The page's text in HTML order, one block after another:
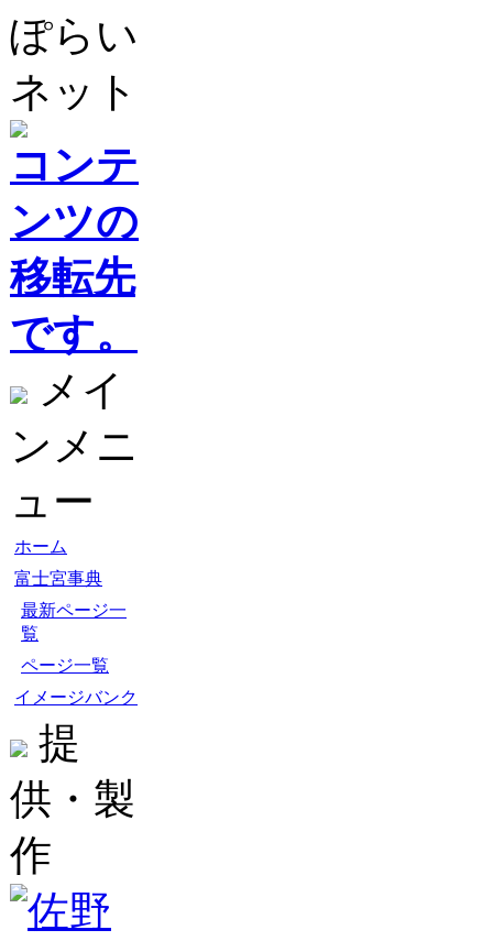
ぽらい
ネット
コンテ
ンツの
移転先
です。
メイ
ンメニ
ュー
ホーム
富士宮事典
最新ページ一
覧
ページ一覧
イメージバンク
提
供・製
作